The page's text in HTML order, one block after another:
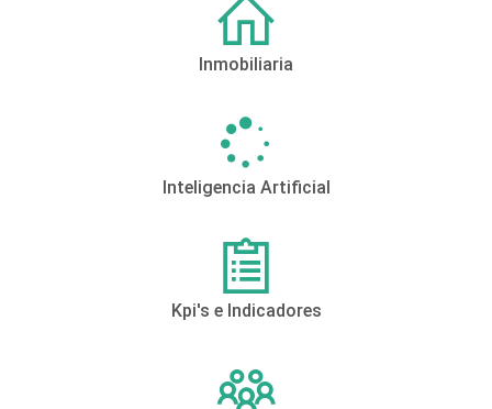
Inmobiliaria
Inteligencia Artificial
Kpi's e Indicadores